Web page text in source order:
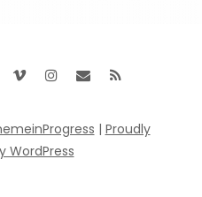
| Proudly
WordPress